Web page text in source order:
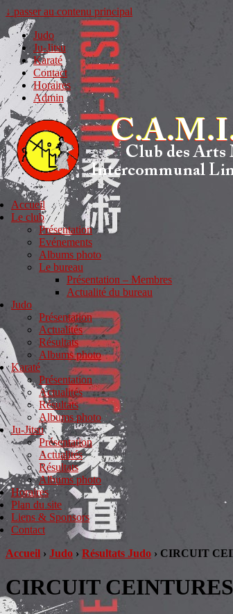
↓ passer au contenu principal
Judo
Ju-Jitsu
Karaté
Contact
Horaires
Admin
Accueil
Le club
Présentation
Evénements
Albums photo
Le bureau
Présentation – Membres
Actualité du bureau
Judo
Présentation
Actualités
Résultats
Albums photo
Karaté
Présentation
Actualités
Résultats
Albums photo
Ju-Jitsu
Présentation
Actualités
Résultats
Albums photo
Horaires
Plan du site
Liens & Sponsors
Contact
Accueil › Judo › Résultats Judo › CIRCUIT
CIRCUIT